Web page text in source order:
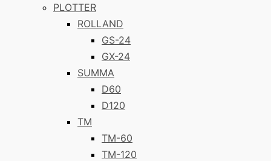
PLOTTER
ROLLAND
GS-24
GX-24
SUMMA
D60
D120
TM
TM-60
TM-120